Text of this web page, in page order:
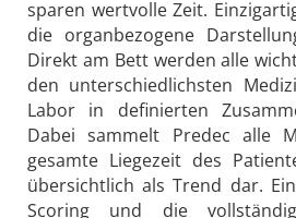
sparen wertvolle Zeit.
die organbezogene
Direkt am Bett werden alle
den unterschiedlichsten
Labor in definierten
Dabei sammelt Predec alle
gesamte Liegezeit des
übersichtlich als Trend dar.
Scoring und die